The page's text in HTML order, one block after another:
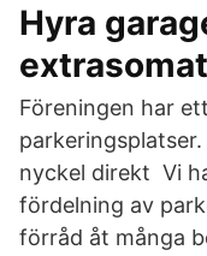
Hyra
Föreningen har
nyckel direkt Vi
fördelning av
förråd åt många